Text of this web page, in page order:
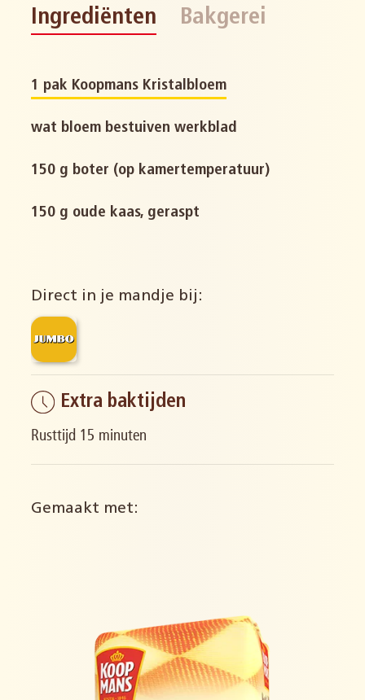
Ingrediënten Bakgerei
1 pak Koopmans Kristalbloem
wat bloem bestuiven werkblad
150 g boter (op kamertemperatuur)
150 g oude kaas, geraspt
Direct in je mandje bij:
Extra baktijden
Rusttijd 15 minuten
Gemaakt met: